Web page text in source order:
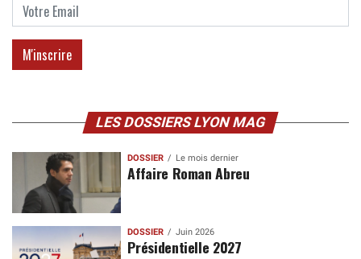
LES DOSSIERS LYON MAG
DOSSIER Le mois dernier
Affaire Roman Abreu
DOSSIER Juin 2026
Présidentielle 2027